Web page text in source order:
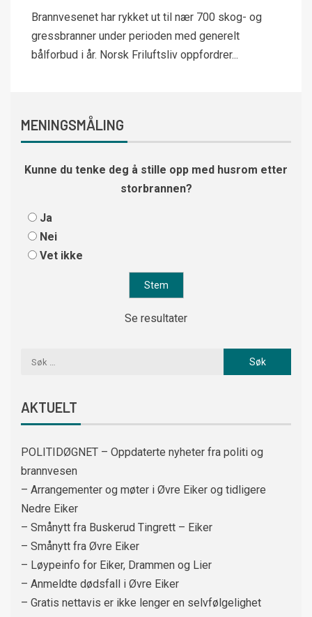
Brannvesenet har rykket ut til nær 700 skog- og
gressbranner under perioden med generelt
bålforbud i år. Norsk Friluftsliv oppfordrer...
MENINGSMÅLING
Kunne du tenke deg å stille opp med husrom etter
storbrannen?
Ja
Nei
Vet ikke
Se resultater
AKTUELT
POLITIDØGNET – Oppdaterte nyheter fra politi og
brannvesen
– Arrangementer og møter i Øvre Eiker og tidligere
Nedre Eiker
– Smånytt fra Buskerud Tingrett – Eiker
– Smånytt fra Øvre Eiker
– Løypeinfo for Eiker, Drammen og Lier
– Anmeldte dødsfall i Øvre Eiker
– Gratis nettavis er ikke lenger en selvfølgelighet